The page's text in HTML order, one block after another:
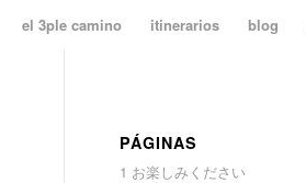
el 3ple camino itinerarios blog
PÁGINAS
1 お楽しみください